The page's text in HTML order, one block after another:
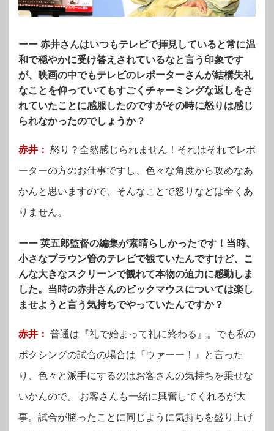
ーー 赤井さんはいつもテレビで拝見していると常に温
和で穏やかに受け答えされているなと言う印象です
が、映画の中でもテレビのレポーターさんが結構失礼
なことを仰っていてもすごくチャーミングな返しをさ
れていたことに感服したのですがその時に怒りは感じ
られなかったのでしょうか？
赤井： 怒り？全然感じられません！それはそれでレポ
ーターの方のお仕事ですし、色々な角度から攻めなあ
かんと思いますので、そんなことで怒りなどは全くあ
りません。
ーー 英五郎監督の編集が素晴らしかったです！ 当時、
小さなブラウン管のテレビで観ていたんですけど、こ
んな大きなスクリーンで観れて本物の迫力に感動しま
した。 当時の赤井さんのビックマウスについては楽し
ませようと言う気持ちでやっていたんですか？
赤井： 普通は『礼で始まって礼に終わる』。でも私の
ボクシングの試合の場合は『ウァーー！』と言った
り、色々と派手にするのはお客さんの気持ちを乗せな
いかんので。 お客さんも一緒に興奮してくれるが大
事。試合が勝ったことに同じように気持ちを盛り上げ